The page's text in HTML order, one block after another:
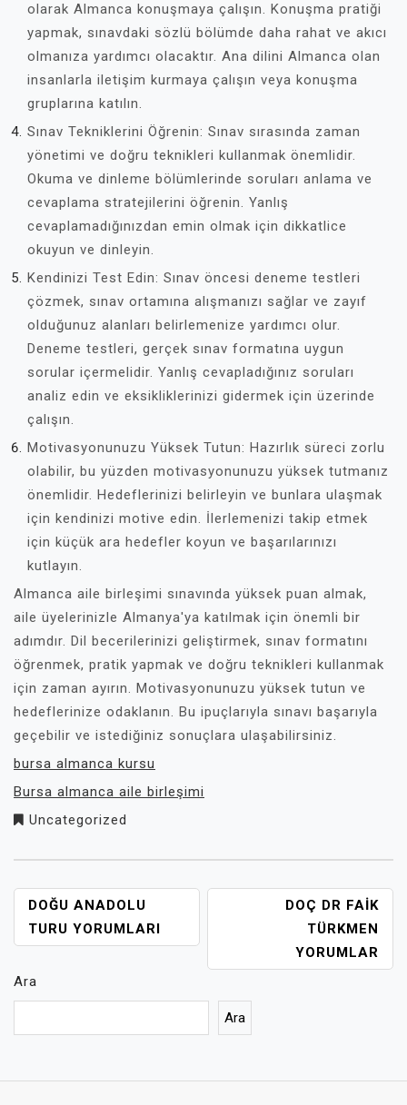
olarak Almanca konuşmaya çalışın. Konuşma pratiği
yapmak, sınavdaki sözlü bölümde daha rahat ve akıcı
olmanıza yardımcı olacaktır. Ana dilini Almanca olan
insanlarla iletişim kurmaya çalışın veya konuşma
gruplarına katılın.
Sınav Tekniklerini Öğrenin: Sınav sırasında zaman
yönetimi ve doğru teknikleri kullanmak önemlidir.
Okuma ve dinleme bölümlerinde soruları anlama ve
cevaplama stratejilerini öğrenin. Yanlış
cevaplamadığınızdan emin olmak için dikkatlice
okuyun ve dinleyin.
Kendinizi Test Edin: Sınav öncesi deneme testleri
çözmek, sınav ortamına alışmanızı sağlar ve zayıf
olduğunuz alanları belirlemenize yardımcı olur.
Deneme testleri, gerçek sınav formatına uygun
sorular içermelidir. Yanlış cevapladığınız soruları
analiz edin ve eksikliklerinizi gidermek için üzerinde
çalışın.
Motivasyonunuzu Yüksek Tutun: Hazırlık süreci zorlu
olabilir, bu yüzden motivasyonunuzu yüksek tutmanız
önemlidir. Hedeflerinizi belirleyin ve bunlara ulaşmak
için kendinizi motive edin. İlerlemenizi takip etmek
için küçük ara hedefler koyun ve başarılarınızı
kutlayın.
Almanca aile birleşimi sınavında yüksek puan almak,
aile üyelerinizle Almanya'ya katılmak için önemli bir
adımdır. Dil becerilerinizi geliştirmek, sınav formatını
öğrenmek, pratik yapmak ve doğru teknikleri kullanmak
için zaman ayırın. Motivasyonunuzu yüksek tutun ve
hedeflerinize odaklanın. Bu ipuçlarıyla sınavı başarıyla
geçebilir ve istediğiniz sonuçlara ulaşabilirsiniz.
bursa almanca kursu
Bursa almanca aile birleşimi
Uncategorized
YAZI
GEZINMESI
DOĞU ANADOLU
TURU YORUMLARI
DOÇ DR FAIK
TÜRKMEN
YORUMLAR
Ara
Ara